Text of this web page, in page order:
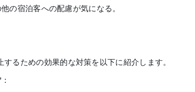
の宿泊客への配慮が気になる。
するための効果的な対策を以下に紹介します。